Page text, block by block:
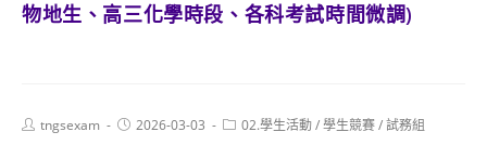
物地生、高三化學時段、各科考試時間微調)
Posttngsexam
Post2026-03-03
Post02.學生活動/學生競賽/試務組